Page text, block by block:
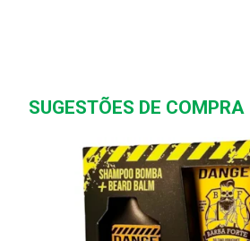
SUGESTÕES DE COMPRA